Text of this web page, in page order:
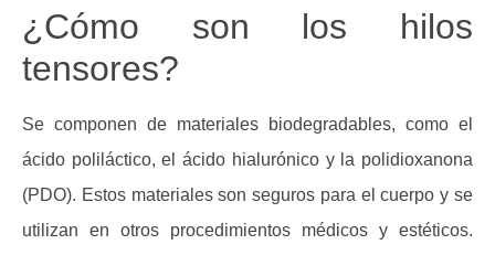
¿Cómo son los hilos
tensores?
Se componen de materiales biodegradables, como el
ácido poliláctico, el ácido hialurónico y la polidioxanona
(PDO). Estos materiales son seguros para el cuerpo y se
utilizan en otros procedimientos médicos y estéticos.